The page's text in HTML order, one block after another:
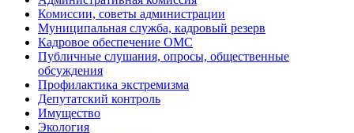
Комиссии, советы администрации
Муниципальная служба, кадровый резерв
Кадровое обеспечение ОМС
Публичные слушания, опросы, общественные
обсуждения
Профилактика экстремизма
Депутатский контроль
Имущество
Экология